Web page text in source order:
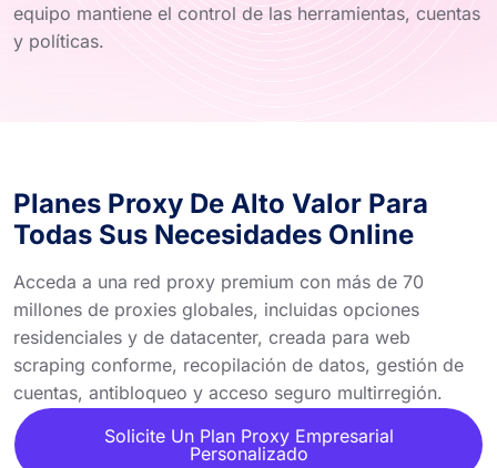
equipo mantiene el control de las herramientas, cuentas
y políticas.
Planes Proxy De Alto Valor Para
Todas Sus Necesidades Online
Acceda a una red proxy premium con más de 70
millones de proxies globales, incluidas opciones
residenciales y de datacenter, creada para web
scraping conforme, recopilación de datos, gestión de
cuentas, antibloqueo y acceso seguro multirregión.
Solicite Un Plan Proxy Empresarial
Personalizado